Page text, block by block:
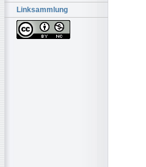
Linksammlung